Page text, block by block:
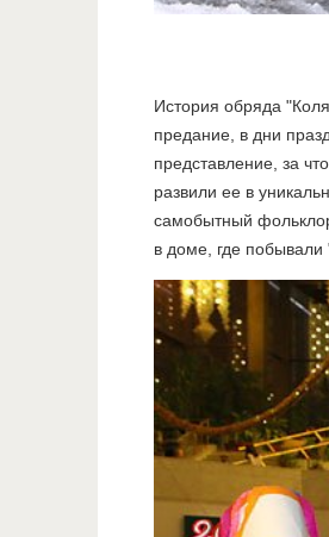
История обряда
предание, в дни
представление, за
развили ее в
самобытный
в доме, где побывали